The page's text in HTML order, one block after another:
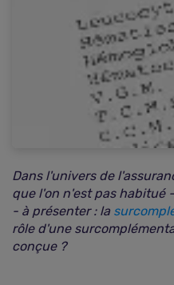
La mutuelle santé
Dans l'univers de
que l'on n'est pas habitué
- à présenter : la
rôle d'une
conçue ?